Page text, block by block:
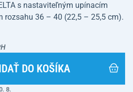
s nastaviteľným upínacím
rozsahu 36 – 40 (22,5 – 25,5 cm).
DO KOŠÍKA
8.